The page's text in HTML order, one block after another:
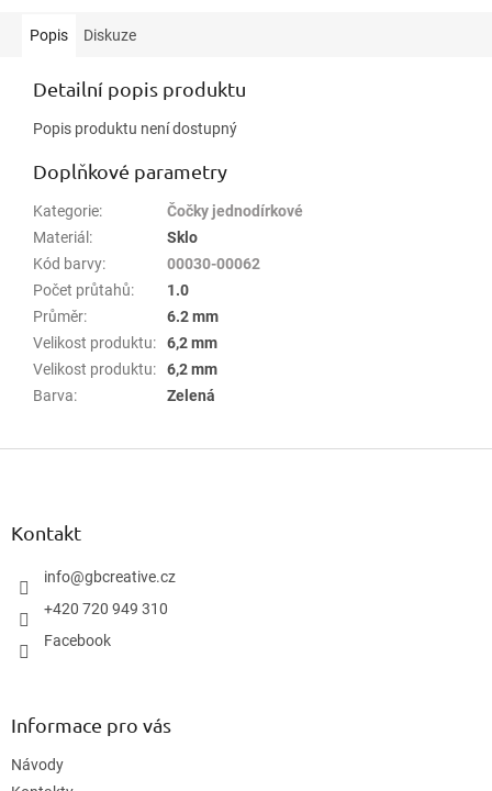
Popis Diskuze
Detailní popis produktu
Popis produktu není dostupný
Doplňkové parametry
Kategorie:
Čočky jednodírkové
Materiál :
Sklo
Kód barvy:
00030-00062
Počet průtahů:
1.0
Průměr:
6.2 mm
Velikost produktu:
6,2 mm
Velikost produktu:
6,2 mm
Barva: Zelená
Z
Kontakt
info@gbcreative.cz
+420 720 949 310
Facebook
Informace pro vás
Návody